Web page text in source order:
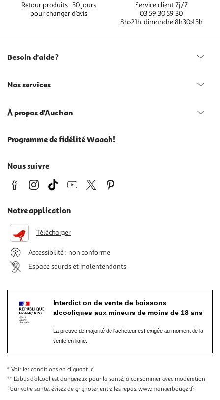
Retour produits : 30 jours
pour changer d’avis
Service client 7j/7
03 59 30 59 30
8h>21h, dimanche 8h30>13h
Besoin d'aide ?
Nos services
À propos d'Auchan
Programme de fidélité Waaoh!
Nous suivre
Notre application
Télécharger
Accessibilité : non conforme
Espace sourds et malentendants
Interdiction de vente de boissons
alcooliques aux mineurs de moins de 18 ans
La preuve de majorité de l'acheteur est exigée au moment de la
vente en ligne.
* Voir les conditions en cliquant ici
** L’abus d’alcool est dangereux pour la santé, à consommer avec modération
Pour votre santé, évitez de grignoter entre les repas. www.mangerbouger.fr